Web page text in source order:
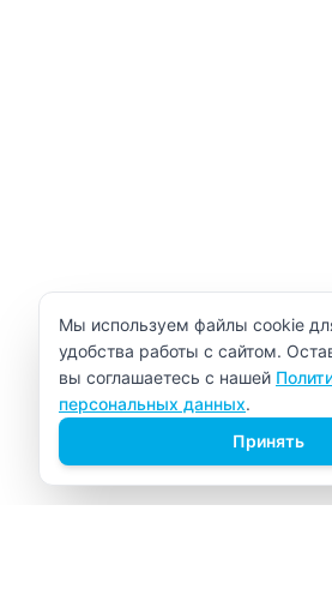
Уведомление об использовании
Мы используем файлы cookie
удобства работы с сайтом.
вы соглашаетесь с нашей
персональных данных.
Принять